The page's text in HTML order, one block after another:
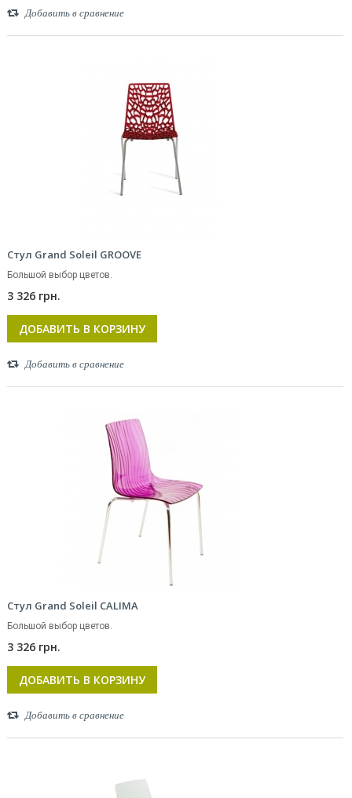
Добавить в сравнение
Стул Grand Soleil GROOVE
Большой выбор цветов.
3 326 грн.
ДОБАВИТЬ В КОРЗИНУ
Добавить в сравнение
Стул Grand Soleil CALIMA
Большой выбор цветов.
3 326 грн.
ДОБАВИТЬ В КОРЗИНУ
Добавить в сравнение